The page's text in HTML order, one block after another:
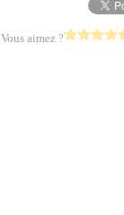
Vous aimez ?